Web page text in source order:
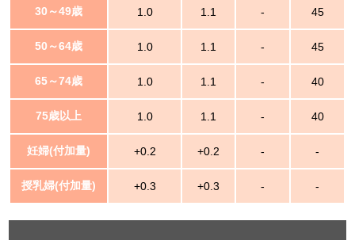
30～49歳 1.0 1.1 - 45
50～64歳 1.0 1.1 - 45
65～74歳 1.0 1.1 - 40
75歳以上 1.0 1.1 - 40
妊婦(付加量) +0.2 +0.2 - -
授乳婦(付加量) +0.3 +0.3 - -